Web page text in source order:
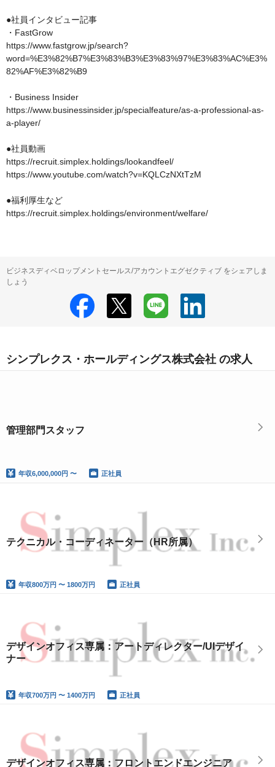
●社員インタビュー記事
・FastGrow
https://www.fastgrow.jp/search?
word=%E3%82%B7%E3%83%B3%E3%83%97%E3%83%AC%E3%
82%AF%E3%82%B9
・Business Insider
https://www.businessinsider.jp/specialfeature/as-a-professional-as-
a-player/
●社員動画
https://recruit.simplex.holdings/lookandfeel/
https://www.youtube.com/watch?v=KQLCzNXtTzM
●福利厚生など
https://recruit.simplex.holdings/environment/welfare/
ビジネスディベロップメントセールス/アカウントエグゼクティブ をシェアしま
しょう
シンプレクス・ホールディングス株式会社 の求人
管理部門スタッフ
年収6,000,000円 〜 正社員
テクニカル・コーディネーター（HR所属）
年収800万円 〜 1800万円 正社員
デザインオフィス専属：アートディレクター/UIデザイ
ナー
年収700万円 〜 1400万円 正社員
デザインオフィス専属：フロントエンドエンジニア